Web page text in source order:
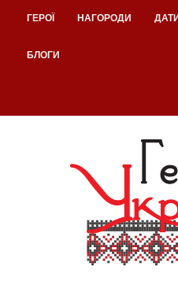
ГЕРОЇ НАГОРОДИ ДАТИ
БЛОГИ